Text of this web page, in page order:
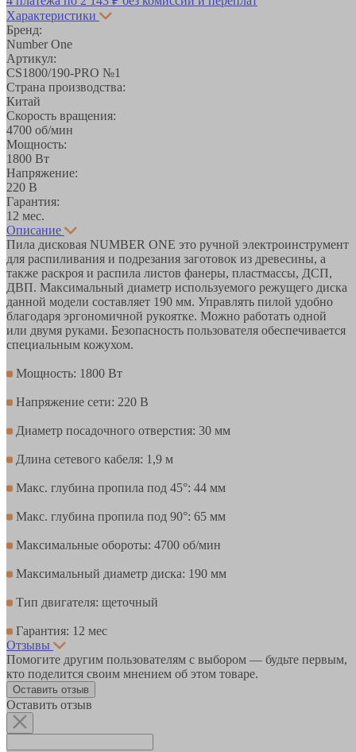
Характеристики
Бренд:
Number One
Артикул:
CS1800/190-PRO №1
Страна производства:
Китай
Скорость вращения:
4700 об/мин
Мощность:
1800 Вт
Напряжение:
220 В
Гарантия:
12 мес.
Описание
Пила дисковая NUMBER ONE это ручной электроинструмент
для распиливания и подрезания заготовок из древесины, а
также раскроя и распила листов фанеры, пластмассы, ДСП,
ДВП. Максимальный диаметр используемого режущего диска
данной модели составляет 190 мм. Управлять пилой удобно
благодаря эргономичной рукоятке. Можно работать одной
или двумя руками. Безопасность пользователя обеспечивается
специальным кожухом.
Мощность: 1800 Вт
Напряжение сети: 220 В
Диаметр посадочного отверстия: 30 мм
Длина сетевого кабеля: 1,9 м
Макс. глубина пропила под 45°: 44 мм
Макс. глубина пропила под 90°: 65 мм
Максимальные обороты: 4700 об/мин
Максимальный диаметр диска: 190 мм
Тип двигателя: щеточный
Гарантия: 12 мес
Отзывы
Помогите другим пользователям с выбором — будьте первым,
кто поделится своим мнением об этом товаре.
Оставить отзыв
Оставить отзыв